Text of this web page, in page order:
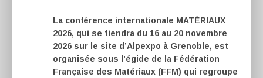
La conférence internationale MATÉRIAUX
2026, qui se tiendra du 16 au 20 novembre
2026 sur le site d’Alpexpo à Grenoble, est
organisée sous l’égide de la Fédération
Française des Matériaux (FFM) qui regroupe